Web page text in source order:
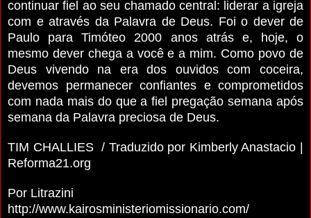
continuar fiel ao seu chamado central: liderar a igreja
com e através da Palavra de Deus. Foi o dever de
Paulo para Timóteo 2000 anos atrás e, hoje, o
mesmo dever chega a você e a mim. Como povo de
Deus vivendo na era dos ouvidos com coceira,
devemos permanecer confiantes e comprometidos
com nada mais do que a fiel pregação semana após
semana da Palavra preciosa de Deus.
TIM CHALLIES / Traduzido por Kimberly Anastacio |
Reforma21.org
Por Litrazini
http://www.kairosministeriomissionario.com/